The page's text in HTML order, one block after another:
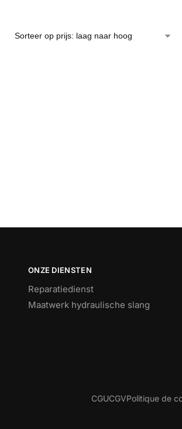
ONZE DIENSTEN
Reparatiedienst
Maatwerk hydraulische slang
CGUCGVPolitique de